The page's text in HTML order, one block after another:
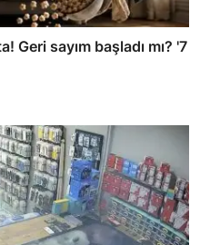
Geri sayım başladı mı? '7